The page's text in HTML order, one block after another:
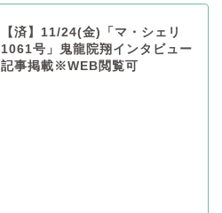
【済】11/24(金)「マ・シェリ
1061号」鬼龍院翔インタビュー
記事掲載※WEB閲覧可